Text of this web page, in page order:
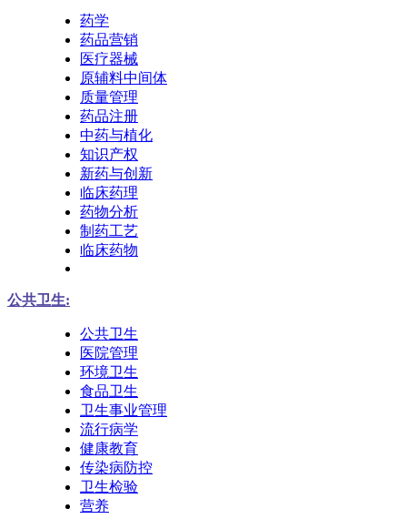
药学
药品营销
医疗器械
原辅料中间体
质量管理
药品注册
中药与植化
知识产权
新药与创新
临床药理
药物分析
制药工艺
临床药物
公共卫生:
公共卫生
医院管理
环境卫生
食品卫生
卫生事业管理
流行病学
健康教育
传染病防控
卫生检验
营养